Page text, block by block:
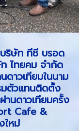
ริษัท ทีซี บรอด
ไทยคม จำกัด
ดาวเทียมในนาม
ตัวแทนติดตั้ง
านดาวเทียมครั้ง
Cafe &
ใหม่